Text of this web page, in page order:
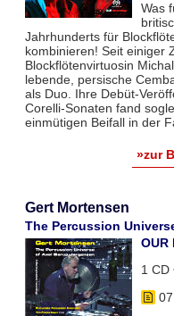
Was
Jahrhunderts für
kombinieren! Seit einiger
Blockflötenvirtuosin
lebende, persische
als Duo. Ihre Debüt-
Corelli-Sonaten fand
einmütigen Beifall in der
»zur
Gert Mortensen
The Percussion
OUR
1 CD